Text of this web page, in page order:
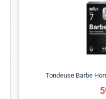
Tondeuse Barbe